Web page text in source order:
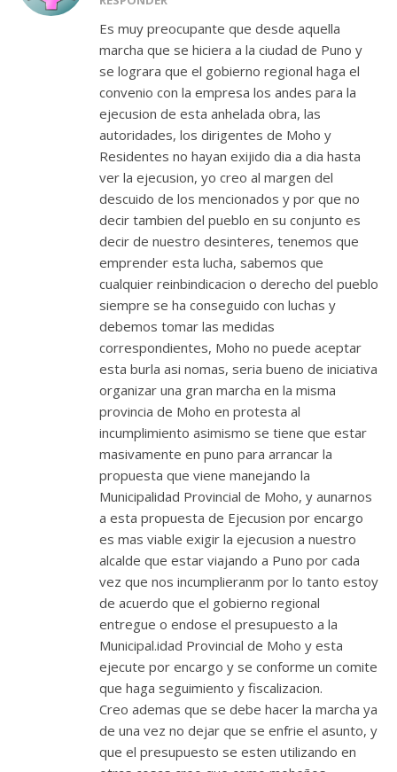
Es muy preocupante que desde aquella
marcha que se hiciera a la ciudad de Puno y
se lograra que el gobierno regional haga el
convenio con la empresa los andes para la
ejecusion de esta anhelada obra, las
autoridades, los dirigentes de Moho y
Residentes no hayan exijido dia a dia hasta
ver la ejecusion, yo creo al margen del
descuido de los mencionados y por que no
decir tambien del pueblo en su conjunto es
decir de nuestro desinteres, tenemos que
emprender esta lucha, sabemos que
cualquier reinbindicacion o derecho del pueblo
siempre se ha conseguido con luchas y
debemos tomar las medidas
correspondientes, Moho no puede aceptar
esta burla asi nomas, seria bueno de iniciativa
organizar una gran marcha en la misma
provincia de Moho en protesta al
incumplimiento asimismo se tiene que estar
masivamente en puno para arrancar la
propuesta que viene manejando la
Municipalidad Provincial de Moho, y aunarnos
a esta propuesta de Ejecusion por encargo
es mas viable exigir la ejecusion a nuestro
alcalde que estar viajando a Puno por cada
vez que nos incumplieranm por lo tanto estoy
de acuerdo que el gobierno regional
entregue o endose el presupuesto a la
Municipal.idad Provincial de Moho y esta
ejecute por encargo y se conforme un comite
que haga seguimiento y fiscalizacion.
Creo ademas que se debe hacer la marcha ya
de una vez no dejar que se enfrie el asunto, y
que el presupuesto se esten utilizando en